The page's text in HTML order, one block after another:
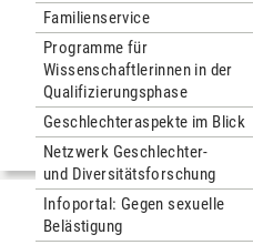
Familienservice
Programme für
Wissenschaftlerinnen in der
Qualifizierungsphase
Geschlechteraspekte im Blick
Netzwerk Geschlechter-
und Diversitätsforschung
Infoportal: Gegen sexuelle
Belästigung